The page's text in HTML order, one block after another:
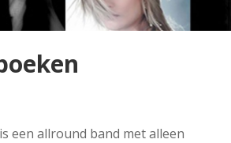
een allround band met alleen